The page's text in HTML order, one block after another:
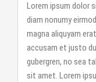
Lorem ipsum dolor
diam nonumy
magna aliquyam
accusam et justo
gubergren, no sea
sit amet. Lorem